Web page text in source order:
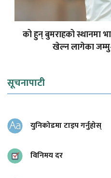
को हुन् बुमराहको स्थानमा
खेल्न लागेका
सूचनापाटी
युनिकोडमा टाइप गर्नुहोस्
विनिमय दर